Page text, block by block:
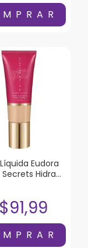
Eudora
Secrets Hidra